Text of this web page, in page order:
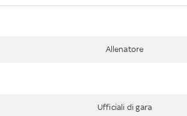
Allenatore
Ufficiali di gara